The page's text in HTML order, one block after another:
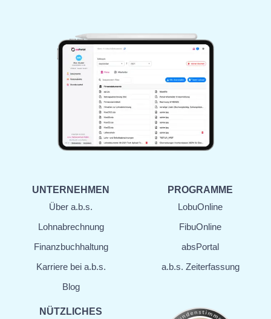
UNTERNEHMEN
Über a.b.s.
Lohn­abrechnung
Finanz­buchhaltung
Karriere bei a.b.s.
Blog
PROGRAMME
LobuOnline
FibuOnline
absPortal
a.b.s. Zeiterfassung
NÜTZLICHES